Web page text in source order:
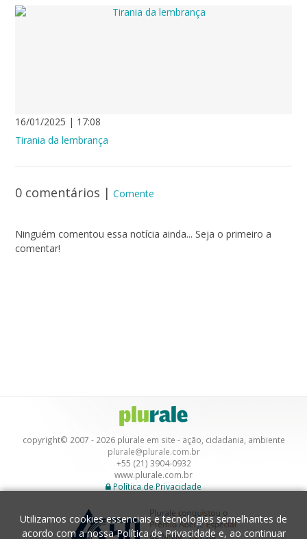
16/01/2025 | 17:08
Tirania da lembrança
0 comentários | Comente
Ninguém comentou essa notícia ainda... Seja o primeiro a
comentar!
copyright© 2007 - 2026 plurale em site - ação, cidadania, ambiente
plurale@plurale.com.br
+55 (21) 3904-0932
www.plurale.com.br
Política de Privacidade
Utilizamos cookies essenciais e tecnologias semelhantes de
acordo com a nossaPolítica de Privacidadee, ao continuar